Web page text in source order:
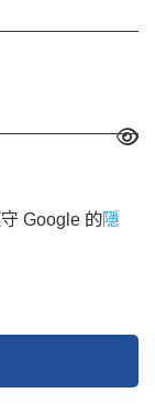
Google 的隱